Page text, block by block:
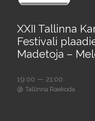
XXII Tallinna
Festivali
Madetoja –
19:00 — 21:00
@ Tallinna Raekoda